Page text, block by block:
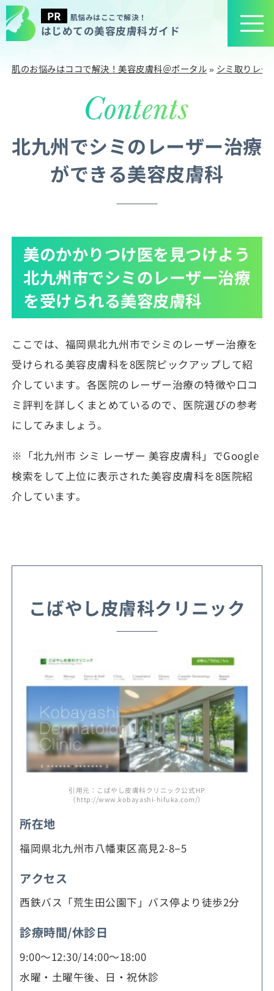
肌悩みはここで解決！
はじめての美容皮膚科ガイド
肌のお悩みはココで解決！美容皮膚科＠ポータル» シミ取りレー
北九州でシミのレーザー治療
ができる美容皮膚科
美のかかりつけ医を見つけよう
北九州市でシミのレーザー治療
を受けられる美容皮膚科
ここでは、福岡県北九州市でシミのレーザー治療を
受けられる美容皮膚科を8医院ピックアップして紹
介しています。各医院のレーザー治療の特徴や口コ
ミ評判を詳しくまとめているので、医院選びの参考
にしてみましょう。
※「北九州市 シミ レーザー 美容皮膚科」でGoogle
検索をして上位に表示された美容皮膚科を8医院紹
介しています。
こばやし皮膚科クリニック
引用元：こばやし皮膚科クリニック公式HP
（http://www.kobayashi-hifuka.com/）
所在地
福岡県北九州市八幡東区高見2-8−5
アクセス
西鉄バス「荒生田公園下」バス停より徒歩2分
診療時間/休診日
9:00～12:30/14:00～18:00
水曜・土曜午後、日・祝休診